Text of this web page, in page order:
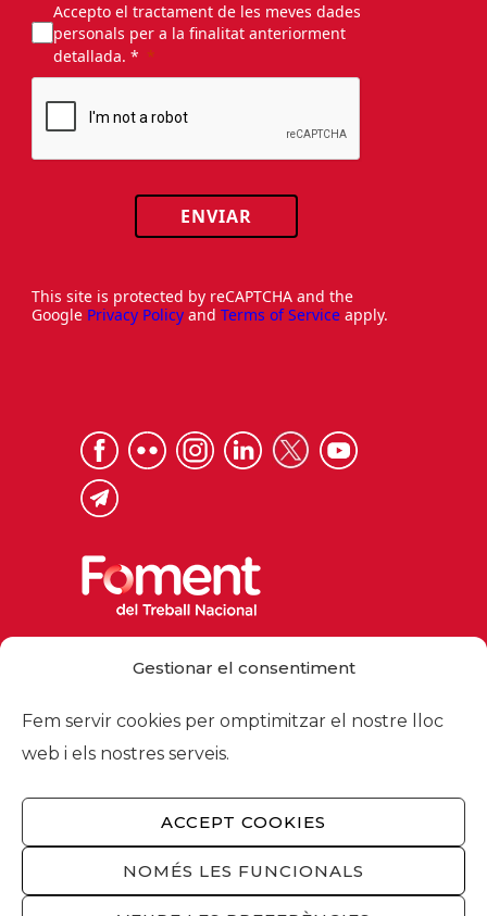
Gestionar el consentiment
Fem servir cookies per omptimitzar el nostre lloc
web i els nostres serveis.
ACCEPT COOKIES
NOMÉS LES FUNCIONALS
Accepto el tractament de les meves dades
personals per a la finalitat anteriorment
detallada. *
ENVIAR
This site is protected by reCAPTCHA and the
Google Privacy Policy and Terms of Service apply.
foment@foment.com
© 2026 - Foment del Treball Nacional
Nosaltres